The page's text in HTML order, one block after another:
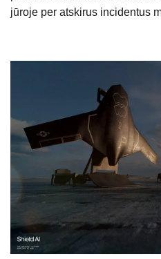
jūroje per atskirus incidentus